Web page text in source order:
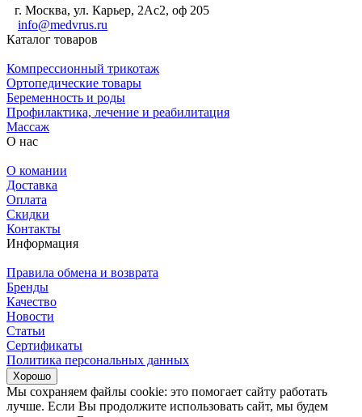
г. Москва, ул. Карьер, 2Ас2, оф 205
info@medvrus.ru
Каталог товаров
Компрессионный трикотаж
Ортопедические товары
Беременность и роды
Профилактика, лечение и реабилитация
Массаж
О нас
О комании
Доставка
Оплата
Скидки
Контакты
Информация
Правила обмена и возврата
Бренды
Качество
Новости
Статьи
Сертификаты
Политика персональных данных
Хорошо
Мы сохраняем файлы cookie: это помогает сайту работать
лучше. Если Вы продолжите использовать сайт, мы будем